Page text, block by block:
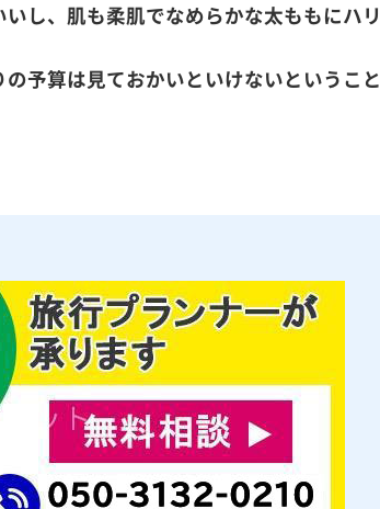
し、肌も柔肌でなめらかな太ももにハリ
予算は見ておかいといけないということ